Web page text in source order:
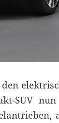
SUV